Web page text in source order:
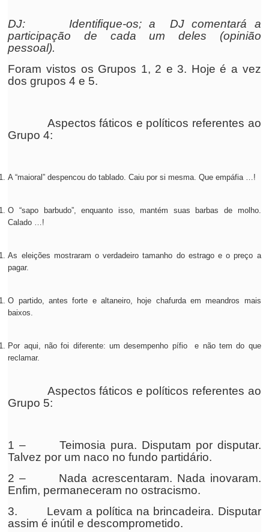
DJ: Identifique-os; a DJ comentará a
participação de cada um deles (opinião
pessoal).
Foram vistos os Grupos 1, 2 e 3. Hoje é a vez
dos grupos 4 e 5.
Aspectos fáticos e políticos referentes ao
Grupo 4:
A “maioral” despencou do tablado. Caiu por si mesma. Que empáfia …!
O “sapo barbudo”, enquanto isso, mantém suas barbas de molho.
Calado …!
As eleições mostraram o verdadeiro tamanho do estrago e o preço a
pagar.
O partido, antes forte e altaneiro, hoje chafurda em meandros mais
baixos.
Por aqui, não foi diferente: um desempenho pífio e não tem do que
reclamar.
Aspectos fáticos e políticos referentes ao
Grupo 5:
1 – Teimosia pura. Disputam por disputar.
Talvez por um naco no fundo partidário.
2 – Nada acrescentaram. Nada inovaram.
Enfim, permaneceram no ostracismo.
3. Levam a política na brincadeira. Disputar
assim é inútil e descomprometido.